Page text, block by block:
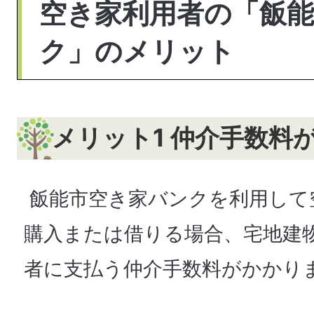
空き家利用者の「飯
ク」のメリット
メリット1 仲介手数料
飯能市空き家バンクを利用し
購入または借りる場合、宅地建
者に支払う仲介手数料がかかり